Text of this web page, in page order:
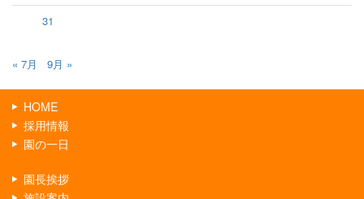
31
« 7月 9月 »
HOME
採用情報
園の一日
園長挨拶